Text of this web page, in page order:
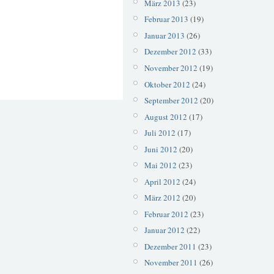
März 2013 (23)
Februar 2013 (19)
Januar 2013 (26)
Dezember 2012 (33)
November 2012 (19)
Oktober 2012 (24)
September 2012 (20)
August 2012 (17)
Juli 2012 (17)
Juni 2012 (20)
Mai 2012 (23)
April 2012 (24)
März 2012 (20)
Februar 2012 (23)
Januar 2012 (22)
Dezember 2011 (23)
November 2011 (26)